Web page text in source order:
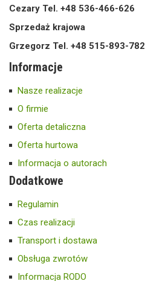
Cezary Tel. +48 536-466-626
Sprzedaż krajowa
Grzegorz Tel. +48 515-893-782
Informacje
Nasze realizacje
O firmie
Oferta detaliczna
Oferta hurtowa
Informacja o autorach
Dodatkowe
Regulamin
Czas realizacji
Transport i dostawa
Obsługa zwrotów
Informacja RODO